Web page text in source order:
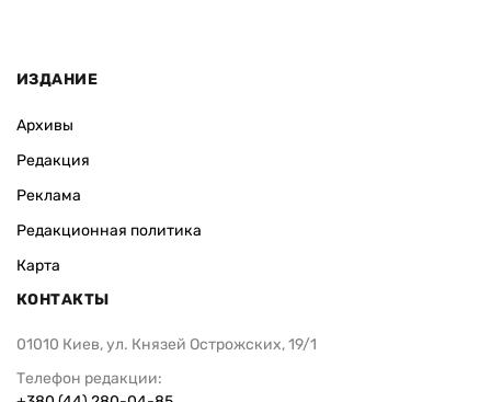
ИЗДАНИЕ
Архивы
Редакция
Реклама
Редакционная политика
Карта
КОНТАКТЫ
01010 Киев, ул. Князей Острожских, 19/1
Телефон редакции: